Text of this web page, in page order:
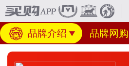
品牌介绍 品牌网购